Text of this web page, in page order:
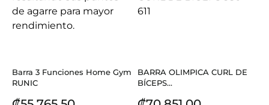
Barra 3 Funciones Home Gym
RUNIC
BARRA OLIMPICA CURL DE
BÍCEPS...